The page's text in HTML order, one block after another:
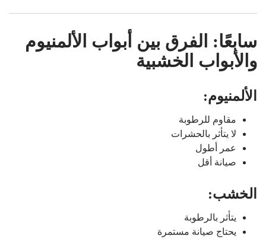
سابعًا: الفرق بين أبواب الألمنيوم
والأبواب الخشبية
الألمنيوم:
مقاوم للرطوبة
لا يتأثر بالحشرات
عمر أطول
صيانة أقل
الخشب:
يتأثر بالرطوبة
يحتاج صيانة مستمرة